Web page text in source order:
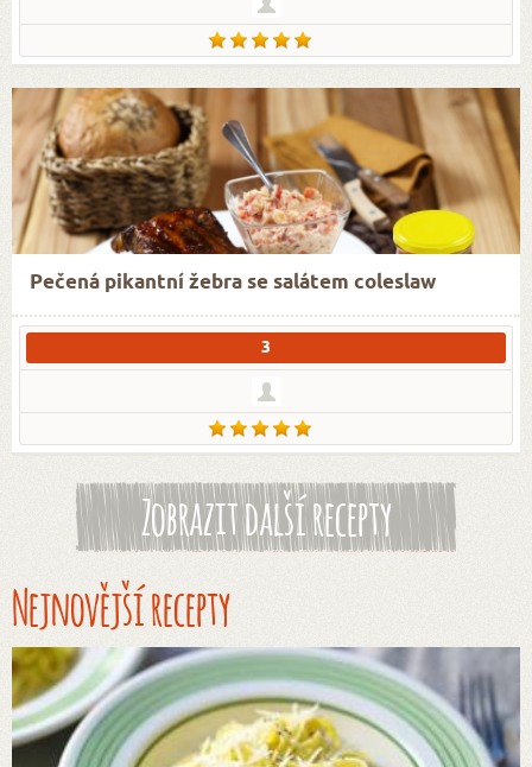
Pečená pikantní žebra se salátem coleslaw
3
Zobrazit další recepty
Nejnovější recepty